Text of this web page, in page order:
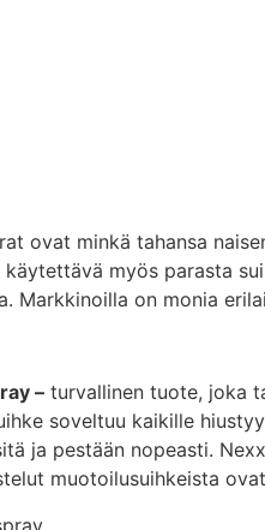
ovat minkä tahansa
käytettävä myös parasta
Markkinoilla on monia
– turvallinen tuote, joka
soveltuu kaikille
ja pestään nopeasti.
muotoilusuihkeista